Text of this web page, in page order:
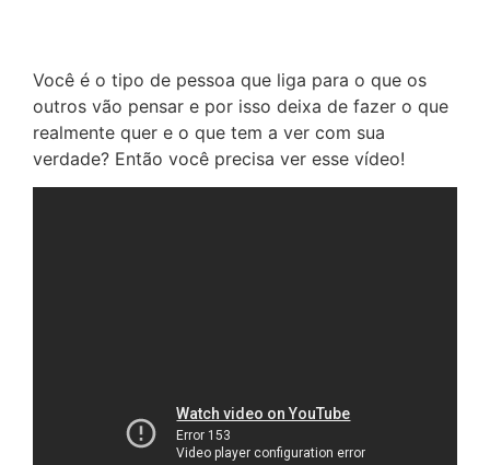
Você é o tipo de pessoa que liga para o que os
outros vão pensar e por isso deixa de fazer o que
realmente quer e o que tem a ver com sua
verdade? Então você precisa ver esse vídeo!